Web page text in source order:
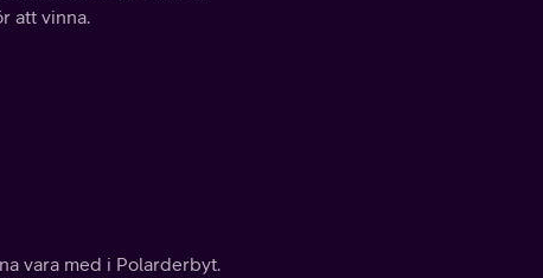
att vinna.
vara med i Polarderbyt.